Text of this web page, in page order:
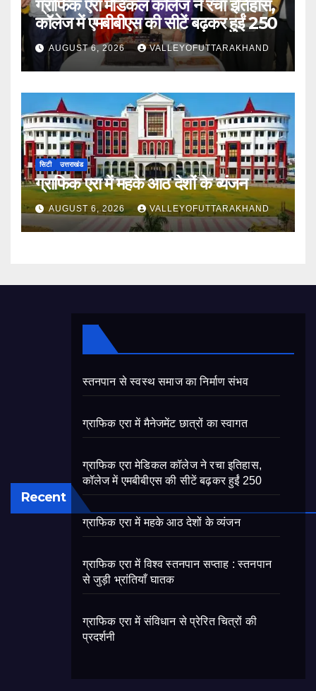
ग्राफिक एरा मेडिकल कॉलेज ने रचा इतिहास,
कॉलेज में एमबीबीएस की सीटें बढ़कर हुईं 250
AUGUST 6, 2026 VALLEYOFUTTARAKHAND
सिटी उत्तराखंड
ग्राफिक एरा में महके आठ देशों के व्यंजन
AUGUST 6, 2026 VALLEYOFUTTARAKHAND
Recent
स्तनपान से स्वस्थ समाज का निर्माण संभव
ग्राफिक एरा में मैनेजमेंट छात्रों का स्वागत
ग्राफिक एरा मेडिकल कॉलेज ने रचा इतिहास,
कॉलेज में एमबीबीएस की सीटें बढ़कर हुईं 250
ग्राफिक एरा में महके आठ देशों के व्यंजन
ग्राफिक एरा में विश्व स्तनपान सप्ताह : स्तनपान
से जुड़ी भ्रांतियाँ घातक
ग्राफिक एरा में संविधान से प्रेरित चित्रों की
प्रदर्शनी